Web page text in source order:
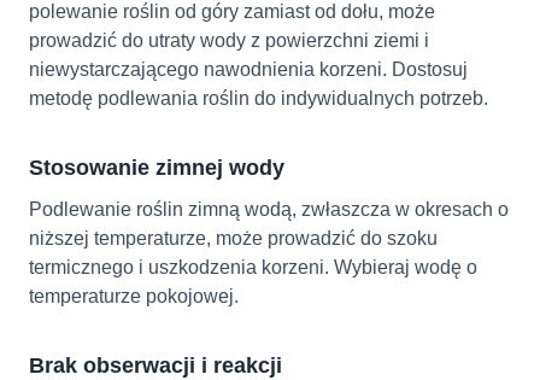
polewanie roślin od góry zamiast od dołu, może
prowadzić do utraty wody z powierzchni ziemi i
niewystarczającego nawodnienia korzeni. Dostosuj
metodę podlewania roślin do indywidualnych potrzeb.
Stosowanie zimnej wody
Podlewanie roślin zimną wodą, zwłaszcza w okresach o
niższej temperaturze, może prowadzić do szoku
termicznego i uszkodzenia korzeni. Wybieraj wodę o
temperaturze pokojowej.
Brak obserwacji i reakcji